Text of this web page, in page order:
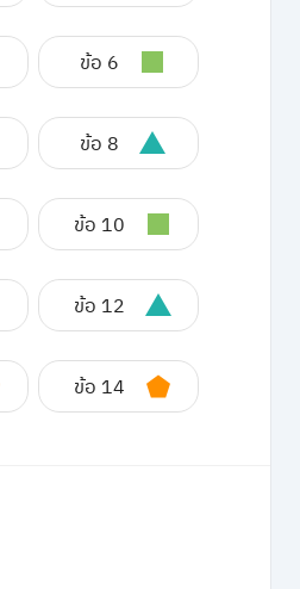
ข้อ 6
ข้อ 8
ข้อ 10
ข้อ 12
ข้อ 14